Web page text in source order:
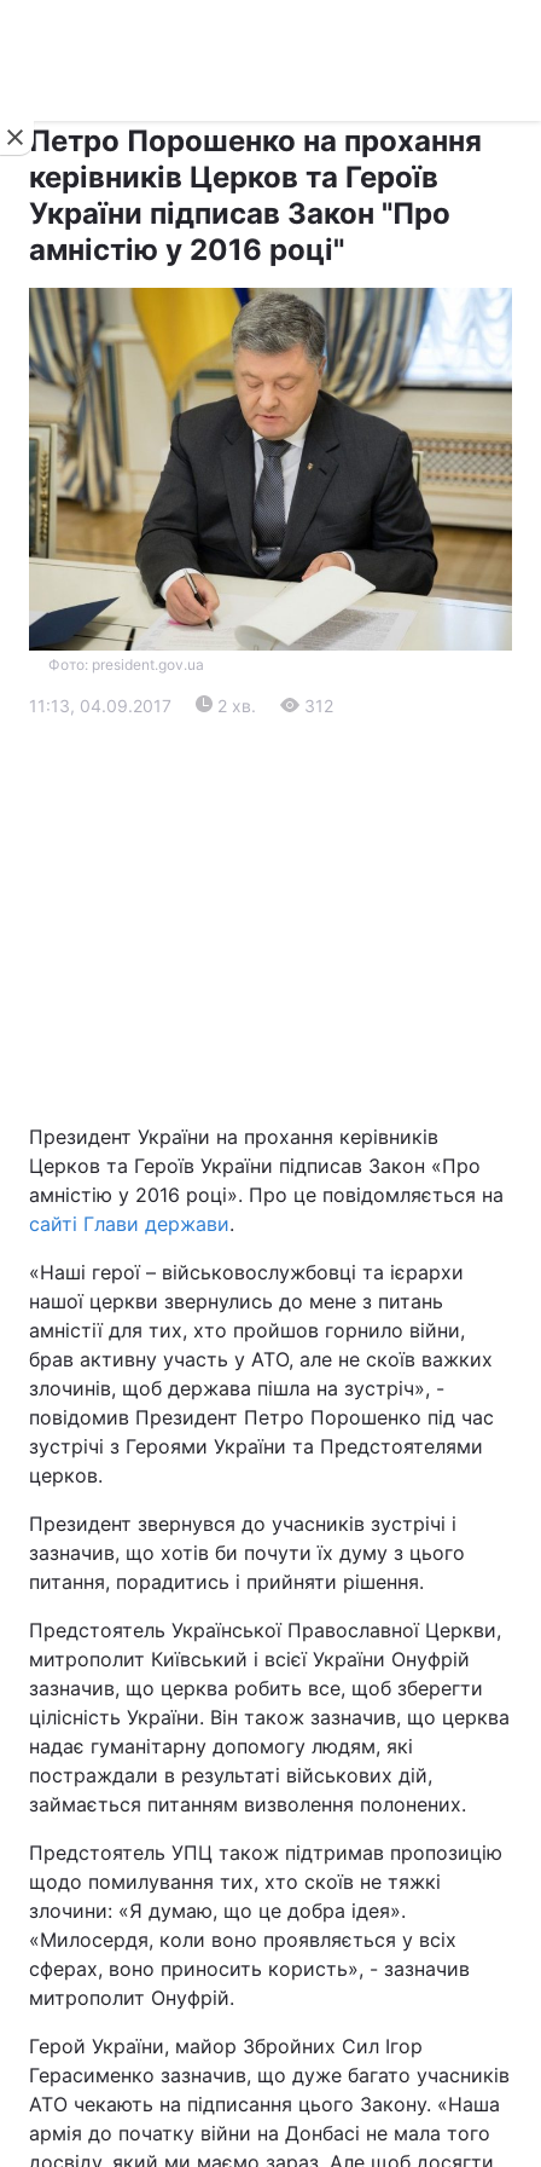
Київ Львів
Дніпро Харків
Спорт Наука
Техно і зв'язок Лайт
Зброя Інциденти
Здоров'я Туризм
Цікавинки Погода
Відео з Youtube Статті
Інтерв'ю Думки
Архів Вакансії
ПОСЛУГИ
Реклама на сайті
Моніторинг Пресцентр
Петро Порошенко на прохання
керівників Церков та Героїв
України підписав Закон "Про
амністію у 2016 році"
Фото: president.gov.ua
11:13, 04.09.2017 2 хв. 312
Президент України на прохання керівників
Церков та Героїв України підписав Закон «Про
амністію у 2016 році». Про це повідомляється на
сайті Глави держави.
«Наші герої – військовослужбовці та ієрархи
нашої церкви звернулись до мене з питань
амністії для тих, хто пройшов горнило війни,
брав активну участь у АТО, але не скоїв важких
злочинів, щоб держава пішла на зустріч», -
повідомив Президент Петро Порошенко під час
зустрічі з Героями України та Предстоятелями
церков.
Президент звернувся до учасників зустрічі і
зазначив, що хотів би почути їх думу з цього
питання, порадитись і прийняти рішення.
Предстоятель Української Православної Церкви,
митрополит Київський і всієї України Онуфрій
зазначив, що церква робить все, щоб зберегти
цілісність України. Він також зазначив, що церква
надає гуманітарну допомогу людям, які
постраждали в результаті військових дій,
займається питанням визволення полонених.
Предстоятель УПЦ також підтримав пропозицію
щодо помилування тих, хто скоїв не тяжкі
злочини: «Я думаю, що це добра ідея».
«Милосердя, коли воно проявляється у всіх
сферах, воно приносить користь», - зазначив
митрополит Онуфрій.
Герой України, майор Збройних Сил Ігор
Герасименко зазначив, що дуже багато учасників
АТО чекають на підписання цього Закону. «Наша
армія до початку війни на Донбасі не мала того
досвіду, який ми маємо зараз. Але щоб досягти